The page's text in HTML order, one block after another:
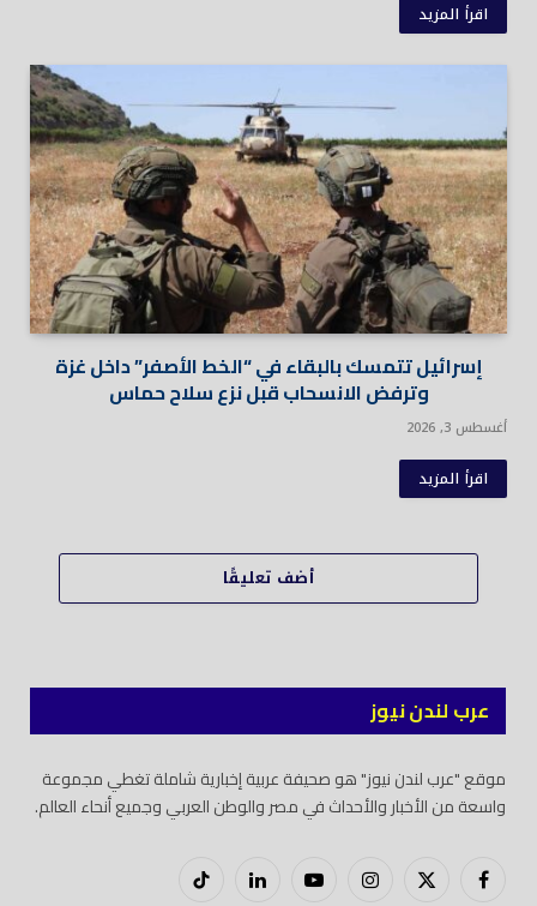
اقرأ المزيد
إسرائيل تتمسك بالبقاء في “الخط الأصفر” داخل غزة
وترفض الانسحاب قبل نزع سلاح حماس
أغسطس 3, 2026
اقرأ المزيد
أضف تعليقًا
عرب لندن نيوز
موقع "عرب لندن نيوز" هو صحيفة عربية إخبارية شاملة تغطي مجموعة
واسعة من الأخبار والأحداث في مصر والوطن العربي وجميع أنحاء العالم.
فيسبوكX
إنستغراميوتيوب لينكدود
تيك